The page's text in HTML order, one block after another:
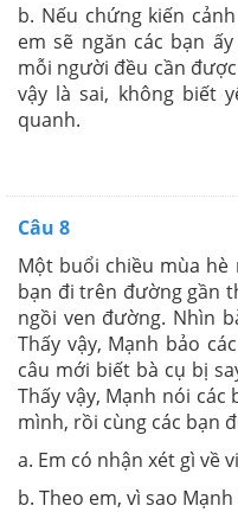
b. Nếu chứng kiến
em sẽ ngăn các bạn
mỗi người đều cần
vậy là sai, không biết
quanh.
Câu 8
Một buổi chiều mùa hè
bạn đi trên đường gần
ngồi ven đường. Nhìn
Thấy vậy, Mạnh bảo
câu mới biết bà cụ bị
Thấy vậy, Mạnh nói các
mình, rồi cùng các bạn
a. Em có nhận xét gì về
b. Theo em, vì sao